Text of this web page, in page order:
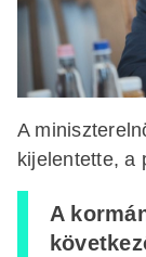
A
kijelentette, a
A